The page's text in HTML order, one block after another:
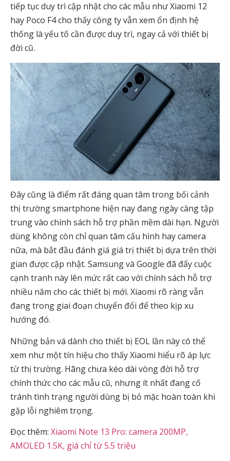
tiếp tục duy trì cập nhật cho các mẫu như Xiaomi 12
hay Poco F4 cho thấy công ty vẫn xem ổn định hệ
thống là yếu tố cần được duy trì, ngay cả với thiết bị
đời cũ.
Đây cũng là điểm rất đáng quan tâm trong bối cảnh
thị trường smartphone hiện nay đang ngày càng tập
trung vào chính sách hỗ trợ phần mềm dài hạn. Người
dùng không còn chỉ quan tâm cấu hình hay camera
nữa, mà bắt đầu đánh giá giá trị thiết bị dựa trên thời
gian được cập nhật. Samsung và Google đã đẩy cuộc
cạnh tranh này lên mức rất cao với chính sách hỗ trợ
nhiều năm cho các thiết bị mới. Xiaomi rõ ràng vẫn
đang trong giai đoạn chuyển đổi để theo kịp xu
hướng đó.
Những bản vá dành cho thiết bị EOL lần này có thể
xem như một tín hiệu cho thấy Xiaomi hiểu rõ áp lực
từ thị trường. Hãng chưa kéo dài vòng đời hỗ trợ
chính thức cho các mẫu cũ, nhưng ít nhất đang cố
tránh tình trạng người dùng bị bỏ mặc hoàn toàn khi
gặp lỗi nghiêm trọng.
Đọc thêm: Xiaomi Note 13 Pro: camera 200MP,
AMOLED 1.5K, giá chỉ từ 5.5 triệu